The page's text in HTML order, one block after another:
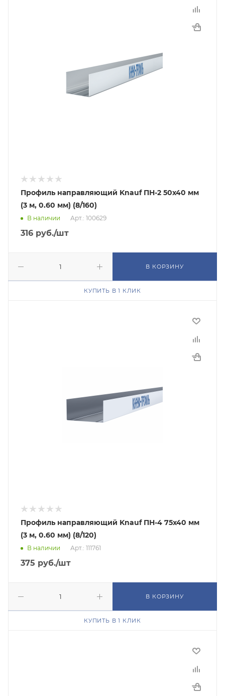
Профиль направляющий Knauf ПН-2 50х40 мм
(3 м, 0.60 мм) (8/160)
В наличии Арт.: 100629
316 руб./шт
В КОРЗИНУ
КУПИТЬ В 1 КЛИК
Профиль направляющий Knauf ПН-4 75х40 мм
(3 м, 0.60 мм) (8/120)
В наличии Арт.: 111761
375 руб./шт
В КОРЗИНУ
КУПИТЬ В 1 КЛИК